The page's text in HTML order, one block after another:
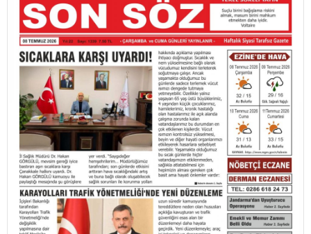
Dünya
Pr
Facebook
Diziler
Karikatür
Youtube
Polemik
Reklam